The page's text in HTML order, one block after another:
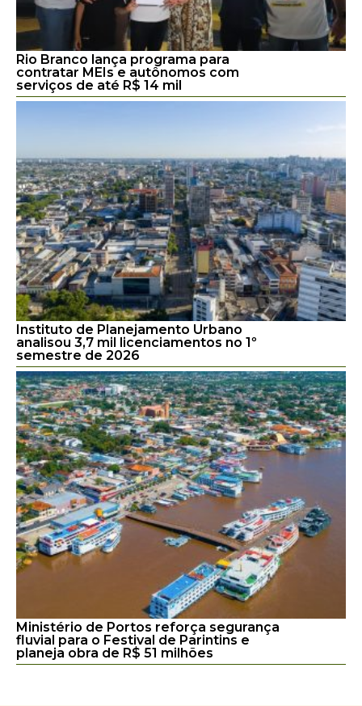
Rio Branco lança programa para
contratar MEIs e autônomos com
serviços de até R$ 14 mil
Instituto de Planejamento Urbano
analisou 3,7 mil licenciamentos no 1º
semestre de 2026
Ministério de Portos reforça segurança
fluvial para o Festival de Parintins e
planeja obra de R$ 51 milhões